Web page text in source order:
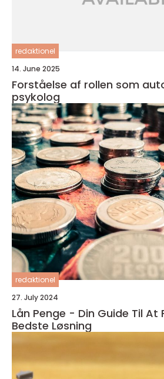
redaktionel
14. June 2025
Forståelse af rollen som
psykolog
redaktionel
27. July 2024
Lån Penge - Din Guide Til At
Bedste Løsning